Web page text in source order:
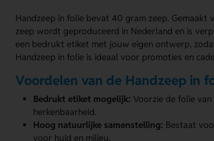
Handzeep in folie bevat 40 gram zeep. Gemaakt
zeep wordt geproduceerd in Nederland en is
een bedrukt etiket met jouw eigen ontwerp,
Handzeep in folie is ideaal voor promoties en
Voordelen van de Handzeep in
Bedrukt etiket mogelijk: Voorzie de folie
herkenbaarheid.
Hoog natuurlijke samenstelling: Bestaat
voor huid en milieu.